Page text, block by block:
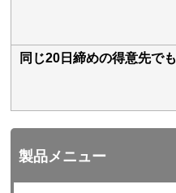
同じ20日締めの得意先で
製品メニュー